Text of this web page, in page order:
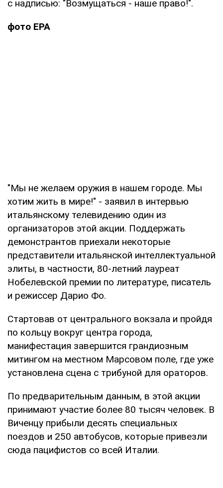
с надписью: "Возмущаться - наше право!".
фото ЕРА
"Мы не желаем оружия в нашем городе. Мы
хотим жить в мире!" - заявил в интервью
итальянскому телевидению один из
организаторов этой акции. Поддержать
демонстрантов приехали некоторые
представители итальянской интеллектуальной
элиты, в частности, 80-летний лауреат
Нобелевской премии по литературе, писатель
и режиссер Дарио Фо.
Стартовав от центрального вокзала и пройдя
по кольцу вокруг центра города,
манифестация завершится грандиозным
митингом на местном Марсовом поле, где уже
установлена сцена с трибуной для ораторов.
По предварительным данным, в этой акции
принимают участие более 80 тысяч человек. В
Виченцу прибыли десять специальных
поездов и 250 автобусов, которые привезли
сюда пацифистов со всей Италии.